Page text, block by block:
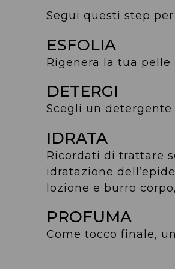
Segui questi step
ESFOLIA
Rigenera la tua
DETERGI
Scegli un
IDRATA
Ricordati di trattare
idratazione
lozione e burro
PROFUMA
Come tocco finale,